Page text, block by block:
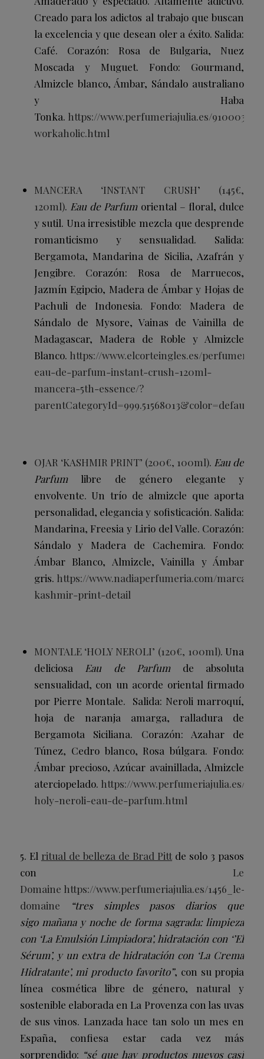
Creado para los adictos al trabajo que buscan
la excelencia y que desean oler a éxito. Salida:
Café. Corazón: Rosa de Bulgaria, Nuez
Moscada y Muguet. Fondo: Gourmand,
Almizcle blanco, Ámbar, Sándalo australiano
y Haba
Tonka. https://www.perfumeriajulia.es/
workaholic.html
MANCERA ‘INSTANT CRUSH’ (145€,
120ml). Eau de Parfumoriental – floral, dulce
y sutil. Una irresistible mezcla que desprende
romanticismo y sensualidad.
Salida:
Bergamota, Mandarina de Sicilia, Azafrán y
Jengibre.
Corazón: Rosa de Marruecos,
Jazmín Egipcio, Madera de Ámbar y Hojas de
Pachuli de Indonesia.
Fondo: Madera de
Sándalo de Mysore, Vainas de Vainilla de
Madagascar, Madera de Roble y Almizcle
Blanco. https://www.elcorteingles.es/perfumeria/
eau-de-parfum-instant-crush-120ml-
mancera-5th-essence/?
parentCategoryId=999.51568013&color=default
OJAR ‘KASHMIR PRINT’ (200€, 100ml). Eau de
Parfumlibre de género elegante y
envolvente. Un trío de almizcle que aporta
personalidad, elegancia y sofisticación. Salida:
Mandarina, Freesia y Lirio del Valle. Corazón:
Sándalo y Madera de Cachemira. Fondo:
Ámbar Blanco, Almizcle, Vainilla y Ámbar
gris. https://www.nadiaperfumeria.com/marcas/
kashmir-print-detail
MONTALE ‘HOLY NEROLI’ (120€, 100ml). Una
deliciosa Eau de Parfumde absoluta
sensualidad, con un acorde oriental firmado
por Pierre Montale.
Salida: Neroli marroquí,
hoja de naranja amarga, ralladura de
Bergamota Siciliana.
Corazón: Azahar de
Túnez, Cedro blanco, Rosa búlgara. Fondo:
Ámbar precioso, Azúcar avainillada, Almizcle
aterciopelado. https://www.perfumeriajulia.es/
holy-neroli-eau-de-parfum.html
5. El ritual de belleza de Brad Pittde solo 3 pasos
con Le
Domaine https://www.perfumeriajulia.es/1456_le-
domaine
“tres simples pasos diarios que
sigo mañana y noche de forma sagrada: limpieza
con ‘La Emulsión Limpiadora’, hidratación con ‘’El
Sérum’, y un extra de hidratación con ‘La Crema
Hidratante’, mi producto favorito”, con su propia
línea cosmética libre de género, natural y
sostenible elaborada en La Provenza con las uvas
de sus vinos. Lanzada hace tan solo un mes en
España, confiesa estar cada vez más
sorprendido: “sé que hay productos nuevos casi